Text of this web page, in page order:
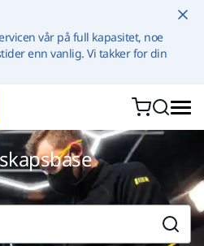
vår på full kapasitet, noe
enn vanlig. Vi takker for din